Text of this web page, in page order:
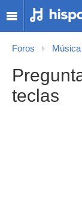
Foros
teclas